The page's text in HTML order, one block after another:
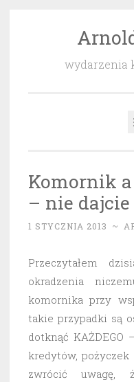
wydarzenia
Komornik
– nie
1 STYCZNIA 2013 ~
Przeczytałem
okradzenia
komornika przy
takie przypadki są
dotknąć
kredytów,
zwrócić uwagę,